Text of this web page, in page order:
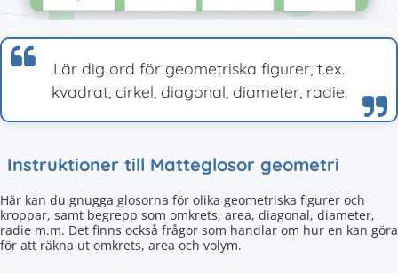
Lär dig ord för geometriska figurer, t.ex.
kvadrat, cirkel, diagonal, diameter, radie.
Instruktioner till Matteglosor geometri
Här kan du gnugga glosorna för olika geometriska figurer och
kroppar, samt begrepp som omkrets, area, diagonal, diameter,
radie m.m. Det finns också frågor som handlar om hur en kan göra
för att räkna ut omkrets, area och volym.